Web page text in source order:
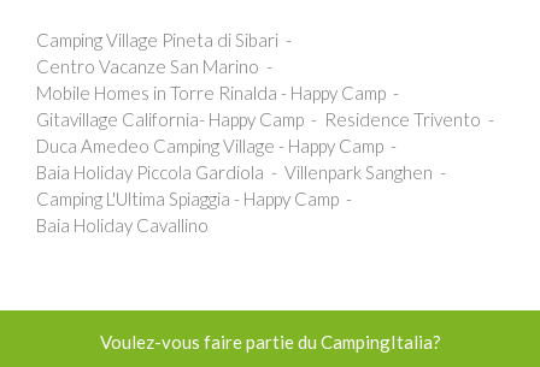
Camping Village Pineta di Sibari
Centro Vacanze San Marino
Mobile Homes in Torre Rinalda - Happy Camp
Gitavillage California- Happy Camp
Residence Trivento
Duca Amedeo Camping Village - Happy Camp
Baia Holiday Piccola Gardiola
Villenpark Sanghen
Camping L'Ultima Spiaggia - Happy Camp
Baia Holiday Cavallino
Voulez-vous faire partie du CampingItalia?